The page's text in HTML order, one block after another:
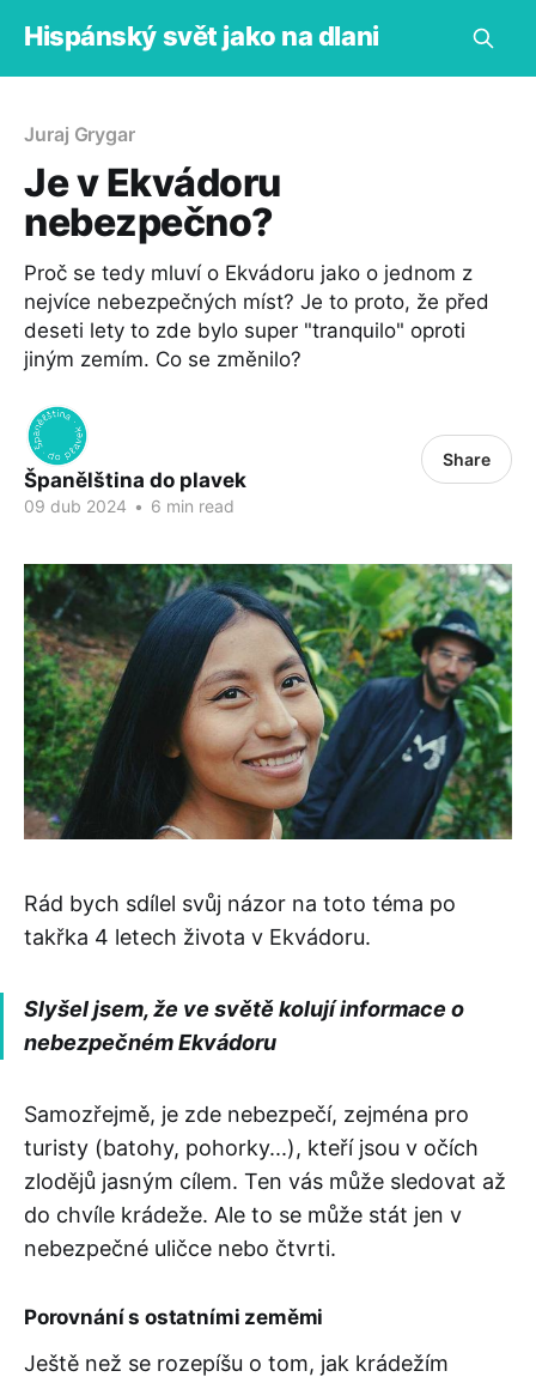
Hispánský svět jako na dlani
Juraj Grygar
Je v Ekvádoru
nebezpečno?
Proč se tedy mluví o Ekvádoru jako o jednom z
nejvíce nebezpečných míst? Je to proto, že před
deseti lety to zde bylo super "tranquilo" oproti
jiným zemím. Co se změnilo?
Španělština do plavek
09 dub 2024 • 6 min read
Share
Rád bych sdílel svůj názor na toto téma po
takřka 4 letech života v Ekvádoru.
Slyšel jsem, že ve světě kolují informace o
nebezpečném Ekvádoru
Samozřejmě, je zde nebezpečí, zejména pro
turisty (batohy, pohorky...), kteří jsou v očích
zlodějů jasným cílem. Ten vás může sledovat až
do chvíle krádeže. Ale to se může stát jen v
nebezpečné uličce nebo čtvrti.
Porovnání s ostatními zeměmi
Ještě než se rozepíšu o tom, jak krádežím